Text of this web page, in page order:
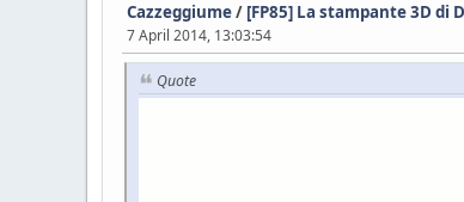
Cazzeggiume/ [FP85] La stampante 3D di
7 April 2014, 13:03:54
Quote